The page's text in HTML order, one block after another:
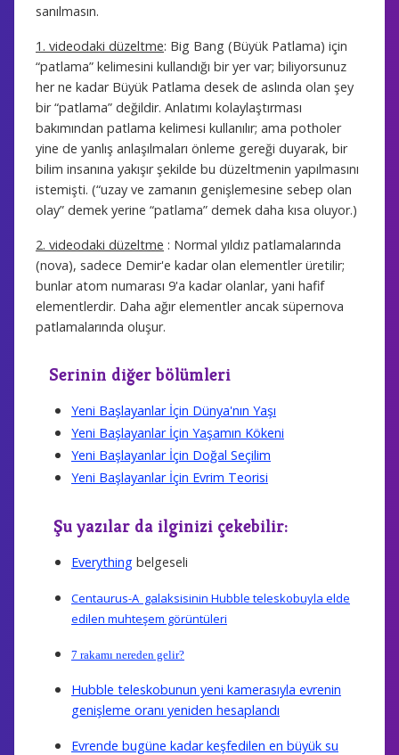
sanılmasın.
1. videodaki düzeltme: Big Bang (Büyük Patlama) için
“patlama” kelimesini kullandığı bir yer var; biliyorsunuz
her ne kadar Büyük Patlama desek de aslında olan şey
bir “patlama” değildir. Anlatımı kolaylaştırması
bakımından patlama kelimesi kullanılır; ama potholer
yine de yanlış anlaşılmaları önleme gereği duyarak, bir
bilim insanına yakışır şekilde bu düzeltmenin yapılmasını
istemişti. (“uzay ve zamanın genişlemesine sebep olan
olay” demek yerine “patlama” demek daha kısa oluyor.)
2. videodaki düzeltme : Normal yıldız patlamalarında
(nova), sadece Demir'e kadar olan elementler üretilir;
bunlar atom numarası 9'a kadar olanlar, yani hafif
elementlerdir. Daha ağır elementler ancak süpernova
patlamalarında oluşur.
Serinin diğer bölümleri
Yeni Başlayanlar İçin Dünya'nın Yaşı
Yeni Başlayanlar İçin Yaşamın Kökeni
Yeni Başlayanlar İçin Doğal Seçilim
Yeni Başlayanlar İçin Evrim Teorisi
Şu yazılar da ilginizi çekebilir:
Everything belgeseli
Centaurus-A galaksisinin Hubble teleskobuyla elde
edilen muhteşem görüntüleri
7 rakamı nereden gelir?
Hubble teleskobunun yeni kamerasıyla evrenin
genişleme oranı yeniden hesaplandı
Evrende bugüne kadar keşfedilen en büyük su